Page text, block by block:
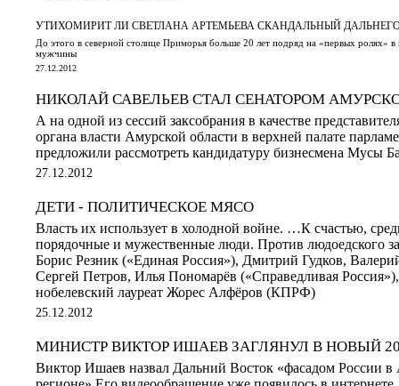
УТИХОМИРИТ ЛИ СВЕТЛАНА АРТЕМЬЕВА СКАНДАЛЬНЫЙ
До этого в северной столице Приморья больше 20 лет подряд на «первых ролях» в
мужчины
27.12.2012
НИКОЛАЙ САВЕЛЬЕВ СТАЛ СЕНАТОРОМ
А на одной из сессий заксобрания в качестве
органа власти Амурской области в верхней палате
предложили рассмотреть кандидатуру бизнесмена Мусы
27.12.2012
ДЕТИ - ПОЛИТИЧЕСКОЕ МЯСО
Власть их использует в холодной войне. …К счастью,
порядочные и мужественные люди. Против людоедского
Борис Резник («Единая Россия»), Дмитрий Гудков,
Сергей Петров, Илья Пономарёв («Справедливая
нобелевский лауреат Жорес Алфёров (КПРФ)
25.12.2012
МИНИСТР ВИКТОР ИШАЕВ ЗАГЛЯНУЛ В НОВЫЙ
Виктор Ишаев назвал Дальний Восток «фасадом России в